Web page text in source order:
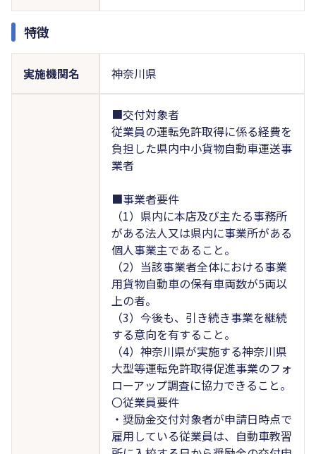
特徴
実施機関名 神奈川県
■交付対象者
従業員の運転免許取得に係る経費を
負担した県内中小貨物自動車運送事
業者
■事業者要件
（1）県内に本店及び主たる事務所
がある法人又は県内に事業所がある
個人事業主であること。
（2）当該事業者全体における事業
用貨物自動車の保有車両数が5両以
上の者。
（3）今後も、引き続き事業を継続
する意向を有すること。
（4）神奈川県が実施する神奈川県
大型等運転免許取得促進事業のフォ
ローアップ調査に協力できること。
〇従業員要件
・奨励金交付対象者が申請日時点で
雇用している従業員は、自動車教習